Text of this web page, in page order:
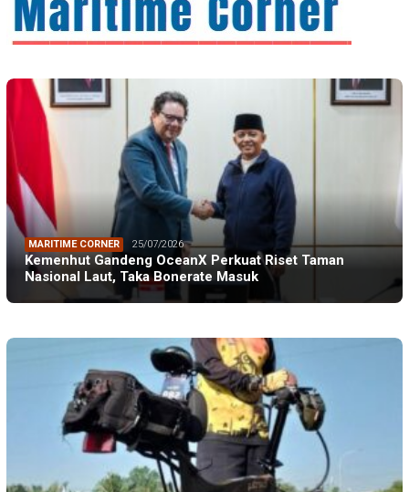
MARITIME CORNER 25/07/2026
Kemenhut Gandeng OceanX Perkuat Riset Taman
Nasional Laut, Taka Bonerate Masuk